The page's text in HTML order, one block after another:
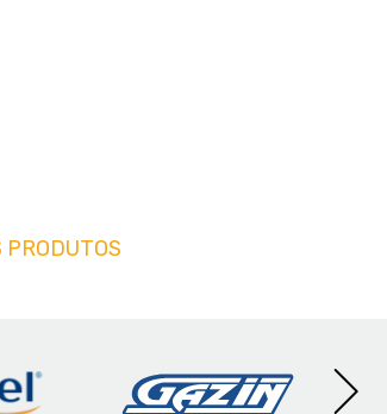
PRODUTOS